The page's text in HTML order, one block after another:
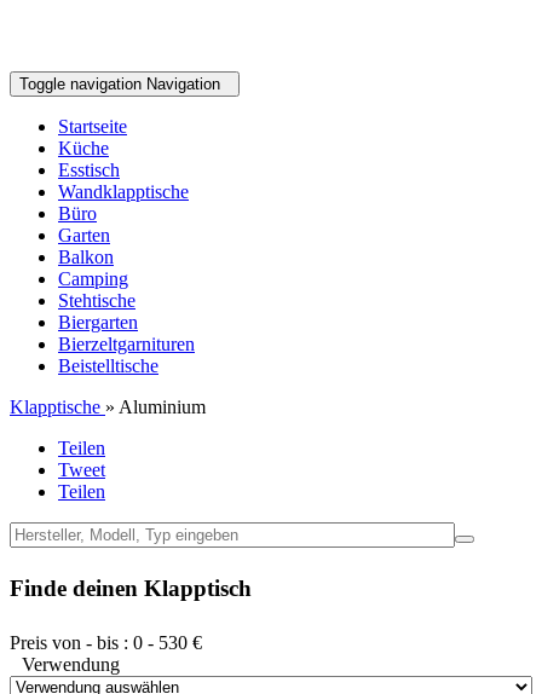
Toggle navigation Navigation
Startseite
Küche
Esstisch
Wandklapptische
Büro
Garten
Balkon
Camping
Stehtische
Biergarten
Bierzeltgarnituren
Beistelltische
Klapptische » Aluminium
Teilen
Tweet
Teilen
Finde deinen Klapptisch
Preis von - bis : 0 - 530 €
Verwendung